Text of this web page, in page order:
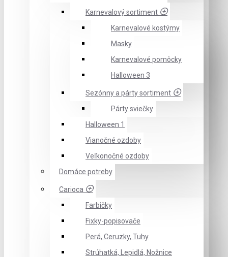
Karnevalový sortiment
Karnevalové kostýmy
Masky
Karnevalové pomôcky
Halloween 3
Sezónny a párty sortiment
Párty sviečky
Halloween 1
Vianočné ozdoby
Veľkonočné ozdoby
Domáce potreby
Carioca
Farbičky
Fixky-popisovače
Perá, Ceruzky, Tuhy
Strúhatká, Lepidlá, Nožnice